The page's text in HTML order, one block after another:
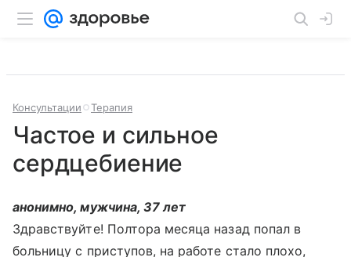
Консультации Терапия
Частое и сильное
сердцебиение
анонимно, мужчина, 37 лет
Здравствуйте! Полтора месяца назад попал в
больницу с приступов, на работе стало плохо,